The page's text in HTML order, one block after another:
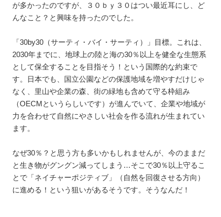
が多かったのですが、３０ｂｙ３０はつい最近耳にし、ど
んなこと？と興味を持ったのでした。
「30by30（サーティ・バイ・サーティ）」目標。これは、
2030年までに、地球上の陸と海の30％以上を健全な生態系
として保全することを目指そう！という国際的な約束で
す。日本でも、国立公園などの保護地域を増やすだけじゃ
なく、里山や企業の森、街の緑地も含めて守る枠組み
（OECMというらしいです）が進んでいて、企業や地域が
力を合わせて自然にやさしい社会を作る流れが生まれてい
ます。
なぜ30％？と思う方も多いかもしれませんが、今のままだ
と生き物がグングン減ってしまう…そこで30％以上守るこ
とで「ネイチャーポジティブ」（自然を回復させる方向）
に進める！という狙いがあるそうです。そうなんだ！